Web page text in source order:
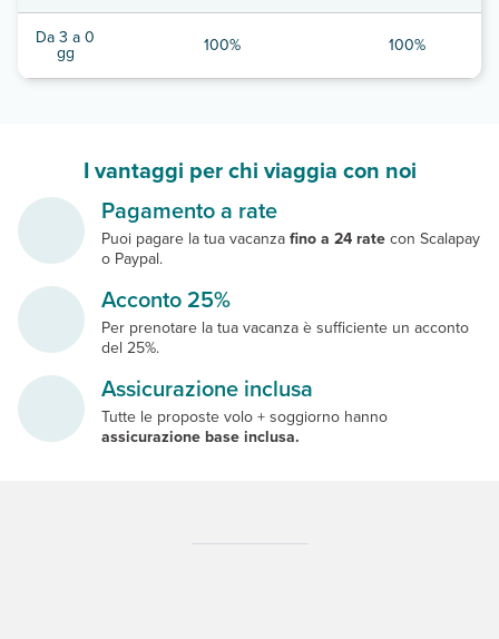
Da 3 a 0
gg 100% 100%
I vantaggi per chi viaggia con noi
Pagamento a rate
Puoi pagare la tua vacanzafino a 24 ratecon Scalapay
o Paypal.
Acconto 25%
Per prenotare la tua vacanza è sufficiente un acconto
del 25%.
Assicurazione inclusa
Tutte le proposte volo + soggiorno hanno
assicurazione base inclusa.